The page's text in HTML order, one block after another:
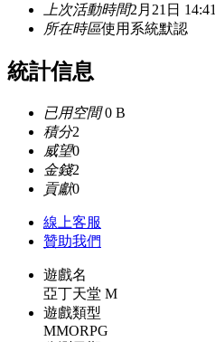
上次活動時間2月21日 14:41
所在時區使用系統默認
統計信息
已用空間0 B
積分2
威望0
金錢2
貢獻0
線上客服
贊助我們
遊戲名
亞丁天堂 M
遊戲類型
MMORPG